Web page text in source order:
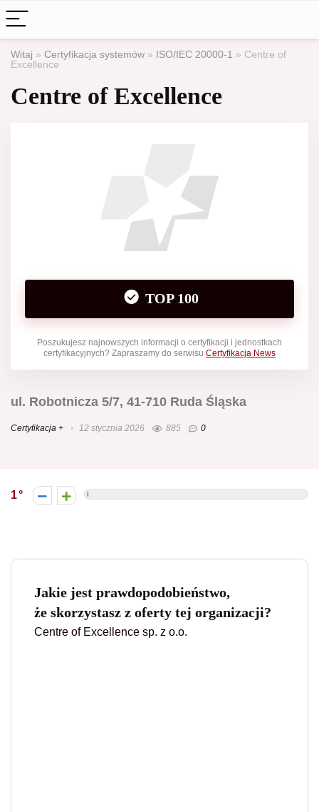
Witaj » Certyfikacja systemów » ISO/IEC 20000-1 » Centre of
Excellence
Centre of Excellence
TOP 100
Poszukujesz najnowszych informacji o certyfikacji i jednostkach
certyfikacyjnych? Zapraszamy do serwisu Certyfikacja News
ul. Robotnicza 5/7, 41-710 Ruda Śląska
Certyfikacja + 12 stycznia 2026 885 0
1
Jakie jest prawdopodobieństwo,
że skorzystasz z oferty tej organizacji?
Centre of Excellence sp. z o.o.